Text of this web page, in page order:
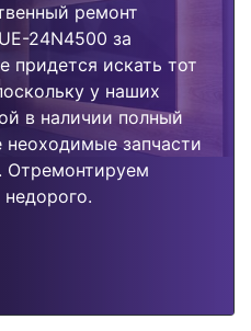
ремонт
24N4500 за
придется искать тот
у наших
в наличии полный
неоходимые запчасти
Отремонтируем